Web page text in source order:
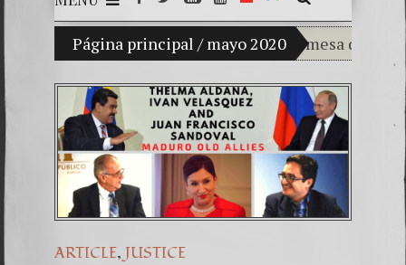
Página principal / mayo 2020
Mi hijo Vladimir Bitkov, una promesa del tenis
Rompiendo
¿Cómo el
El Día de la
Una señal de
7. NUESTRA
ARTICLE, JUSTICE